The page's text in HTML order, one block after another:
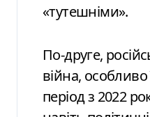
«тутешніми».
По-друге,
війна, особливо
період з 2022